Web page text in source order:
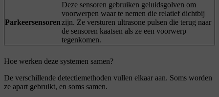
Parkeersensoren
Deze sensoren gebruiken geluidsgolven om
voorwerpen waar te nemen die relatief dichtbij
zijn. Ze versturen ultrasone pulsen die terug naar
de sensoren kaatsen als ze een voorwerp
tegenkomen.
Hoe werken deze systemen samen?
De verschillende detectiemethoden vullen elkaar aan. Soms worden
ze apart gebruikt, en soms samen.